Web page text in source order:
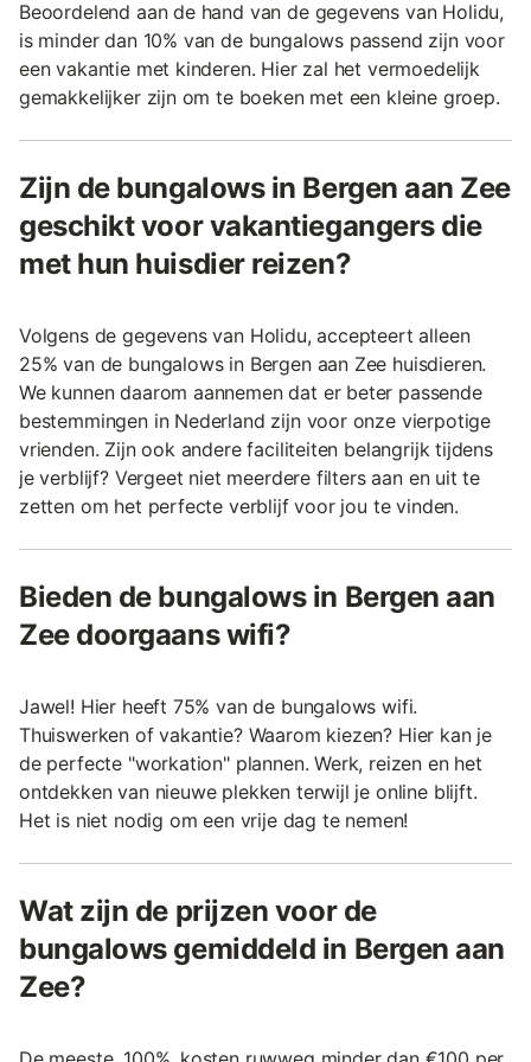
Beoordelend aan de hand van de gegevens van Holidu,
is minder dan 10% van de bungalows passend zijn voor
een vakantie met kinderen. Hier zal het vermoedelijk
gemakkelijker zijn om te boeken met een kleine groep.
Zijn de bungalows in Bergen aan Zee
geschikt voor vakantiegangers die
met hun huisdier reizen?
Volgens de gegevens van Holidu, accepteert alleen
25% van de bungalows in Bergen aan Zee huisdieren.
We kunnen daarom aannemen dat er beter passende
bestemmingen in Nederland zijn voor onze vierpotige
vrienden. Zijn ook andere faciliteiten belangrijk tijdens
je verblijf? Vergeet niet meerdere filters aan en uit te
zetten om het perfecte verblijf voor jou te vinden.
Bieden de bungalows in Bergen aan
Zee doorgaans wifi?
Jawel! Hier heeft 75% van de bungalows wifi.
Thuiswerken of vakantie? Waarom kiezen? Hier kan je
de perfecte "workation" plannen. Werk, reizen en het
ontdekken van nieuwe plekken terwijl je online blijft.
Het is niet nodig om een vrije dag te nemen!
Wat zijn de prijzen voor de
bungalows gemiddeld in Bergen aan
Zee?